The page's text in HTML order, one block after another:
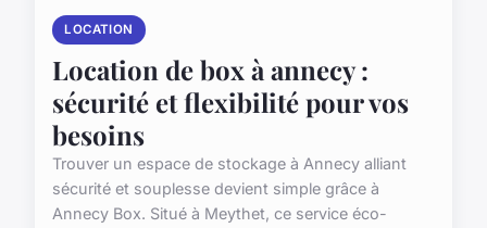
LOCATION
Location de box à annecy :
sécurité et flexibilité pour vos
besoins
Trouver un espace de stockage à Annecy alliant
sécurité et souplesse devient simple grâce à
Annecy Box. Situé à Meythet, ce service éco-